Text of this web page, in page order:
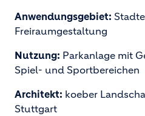
Anwendungsgebiet:
Freiraumgestaltung
Nutzung: Parkanlage mit
Spiel- und Sportbereichen
Architekt: koeber
Stuttgart